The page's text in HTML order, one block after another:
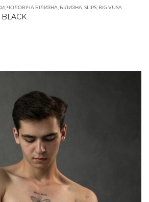
,ЧОЛОВІЧА БІЛИЗНА,БІЛИЗНА,SLIPS, BIG VUSA